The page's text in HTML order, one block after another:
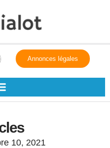
Annonces légales
10, 2021